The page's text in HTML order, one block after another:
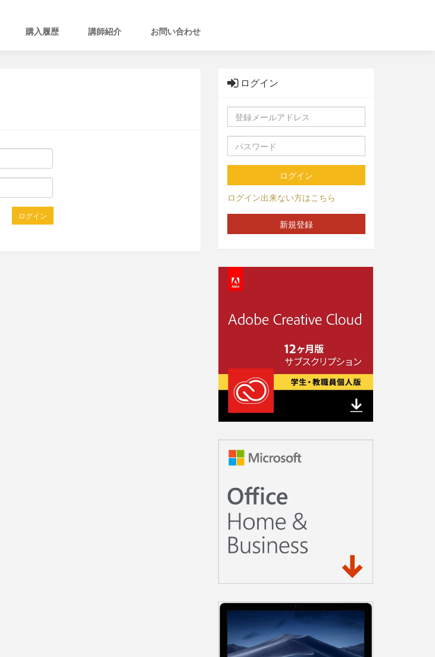
購入履歴 講師紹介 お問い合わせ
ログイン
ログイン
ログイン
ログイン出来ない方はこちら
新規登録